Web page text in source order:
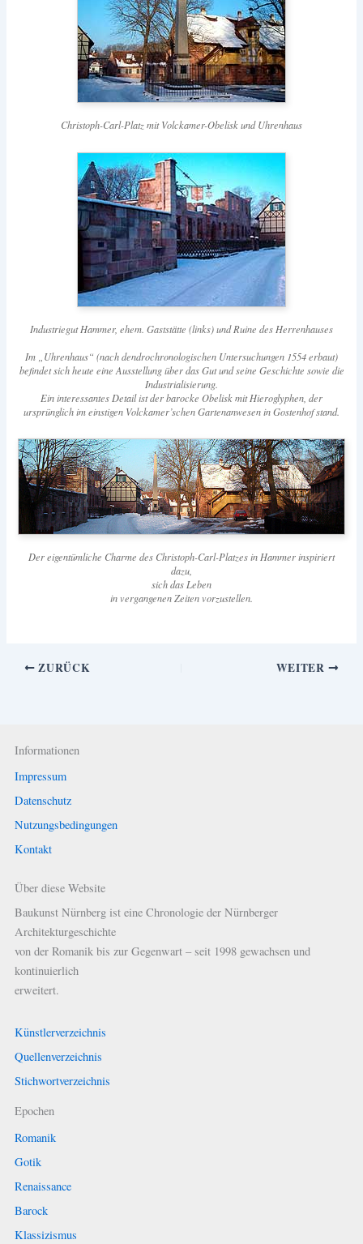
Christoph-Carl-Platz mit Volckamer-Obelisk und Uhrenhaus
Industriegut Hammer, ehem. Gaststätte (links) und Ruine des Herrenhauses
Im „Uhrenhaus“ (nach dendrochronologischen Untersuchungen 1554 erbaut)
befindet sich heute eine Ausstellung über das Gut und seine Geschichte sowie die
Industrialisierung.
Ein interessantes Detail ist der barocke Obelisk mit Hieroglyphen, der
ursprünglich im einstigen Volckamer’schen Gartenanwesen in Gostenhof stand.
Der eigentümliche Charme des Christoph-Carl-Platzes in Hammer inspiriert
dazu,
sich das Leben
in vergangenen Zeiten vorzustellen.
ZURÜCK WEITER
Informationen
Impressum
Datenschutz
Nutzungsbedingungen
Kontakt
Über diese Website
Baukunst Nürnberg ist eine Chronologie der Nürnberger
Architekturgeschichte
von der Romanik bis zur Gegenwart – seit 1998 gewachsen und
kontinuierlich
erweitert.
Künstlerverzeichnis
Quellenverzeichnis
Stichwortverzeichnis
Epochen
Romanik
Gotik
Renaissance
Barock
Klassizismus